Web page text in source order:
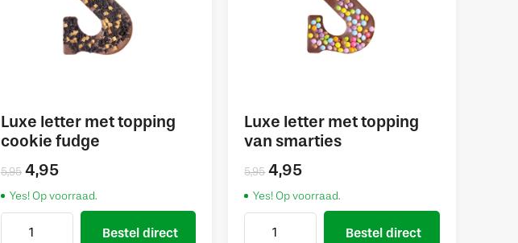
Luxe letter met topping
cookie fudge
5,95 4,95
Yes! Op voorraad.
Bestel direct
Luxe letter met topping
van smarties
5,95 4,95
Yes! Op voorraad.
Bestel direct